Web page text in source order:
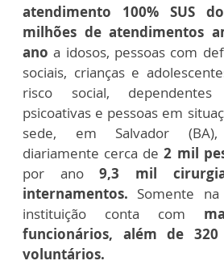
atendimento 100% SUS
milhões de atendimentos
ano a idosos, pessoas com
sociais, crianças e
risco social,
psicoativas e pessoas em
sede, em Salvador
diariamente cerca de2 mil
por ano9,3 mil
internamentos. Somente
instituição conta com
funcionários, além de
voluntários.